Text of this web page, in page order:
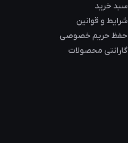
سبد خرید
شرایط و قوانین
حفظ حریم خصوصی
گارانتی محصولات